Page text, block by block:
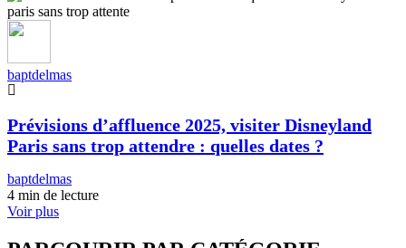
baptdelmas
Prévisions d’affluence 2025, visiter Disneyland
Paris sans trop attendre : quelles dates ?
baptdelmas
4 min de lecture
Voir plus